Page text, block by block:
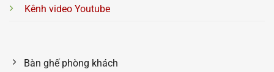
Kênh video Youtube
Bàn ghế phòng khách